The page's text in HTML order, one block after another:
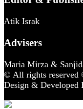
Atik Israk
Advisers
Maria Mirza &
© All rights reserved
Design & Developed